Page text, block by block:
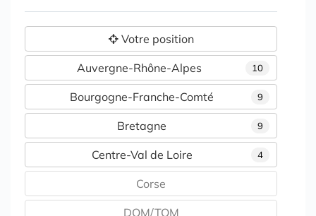
Votre position
10
Auvergne-Rhône-Alpes
9
Bourgogne-Franche-Comté
9
Bretagne
4
Centre-Val de Loire
Corse
DOM/TOM